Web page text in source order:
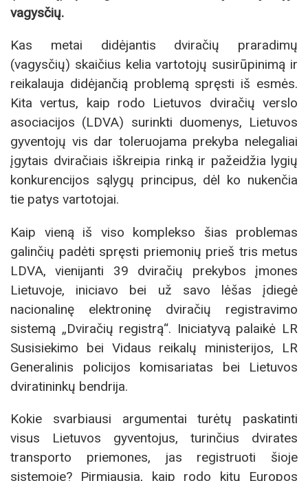
vagysčių.
Kas metai didėjantis dviračių praradimų
(vagysčių) skaičius kelia vartotojų susirūpinimą ir
reikalauja didėjančią problemą spręsti iš esmės.
Kita vertus, kaip rodo Lietuvos dviračių verslo
asociacijos (LDVA) surinkti duomenys, Lietuvos
gyventojų vis dar toleruojama prekyba nelegaliai
įgytais dviračiais iškreipia rinką ir pažeidžia lygių
konkurencijos sąlygų principus, dėl ko nukenčia
tie patys vartotojai.
Kaip vieną iš viso komplekso šias problemas
galinčių padėti spręsti priemonių prieš tris metus
LDVA, vienijanti 39 dviračių prekybos įmones
Lietuvoje, iniciavo bei už savo lėšas įdiegė
nacionalinę elektroninę dviračių registravimo
sistemą „Dviračių registrą“. Iniciatyvą palaikė LR
Susisiekimo bei Vidaus reikalų ministerijos, LR
Generalinis policijos komisariatas bei Lietuvos
dviratininkų bendrija.
Kokie svarbiausi argumentai turėtų paskatinti
visus Lietuvos gyventojus, turinčius dvirates
transporto priemones, jas registruoti šioje
sistemoje? Pirmiausia, kaip rodo kitų Europos